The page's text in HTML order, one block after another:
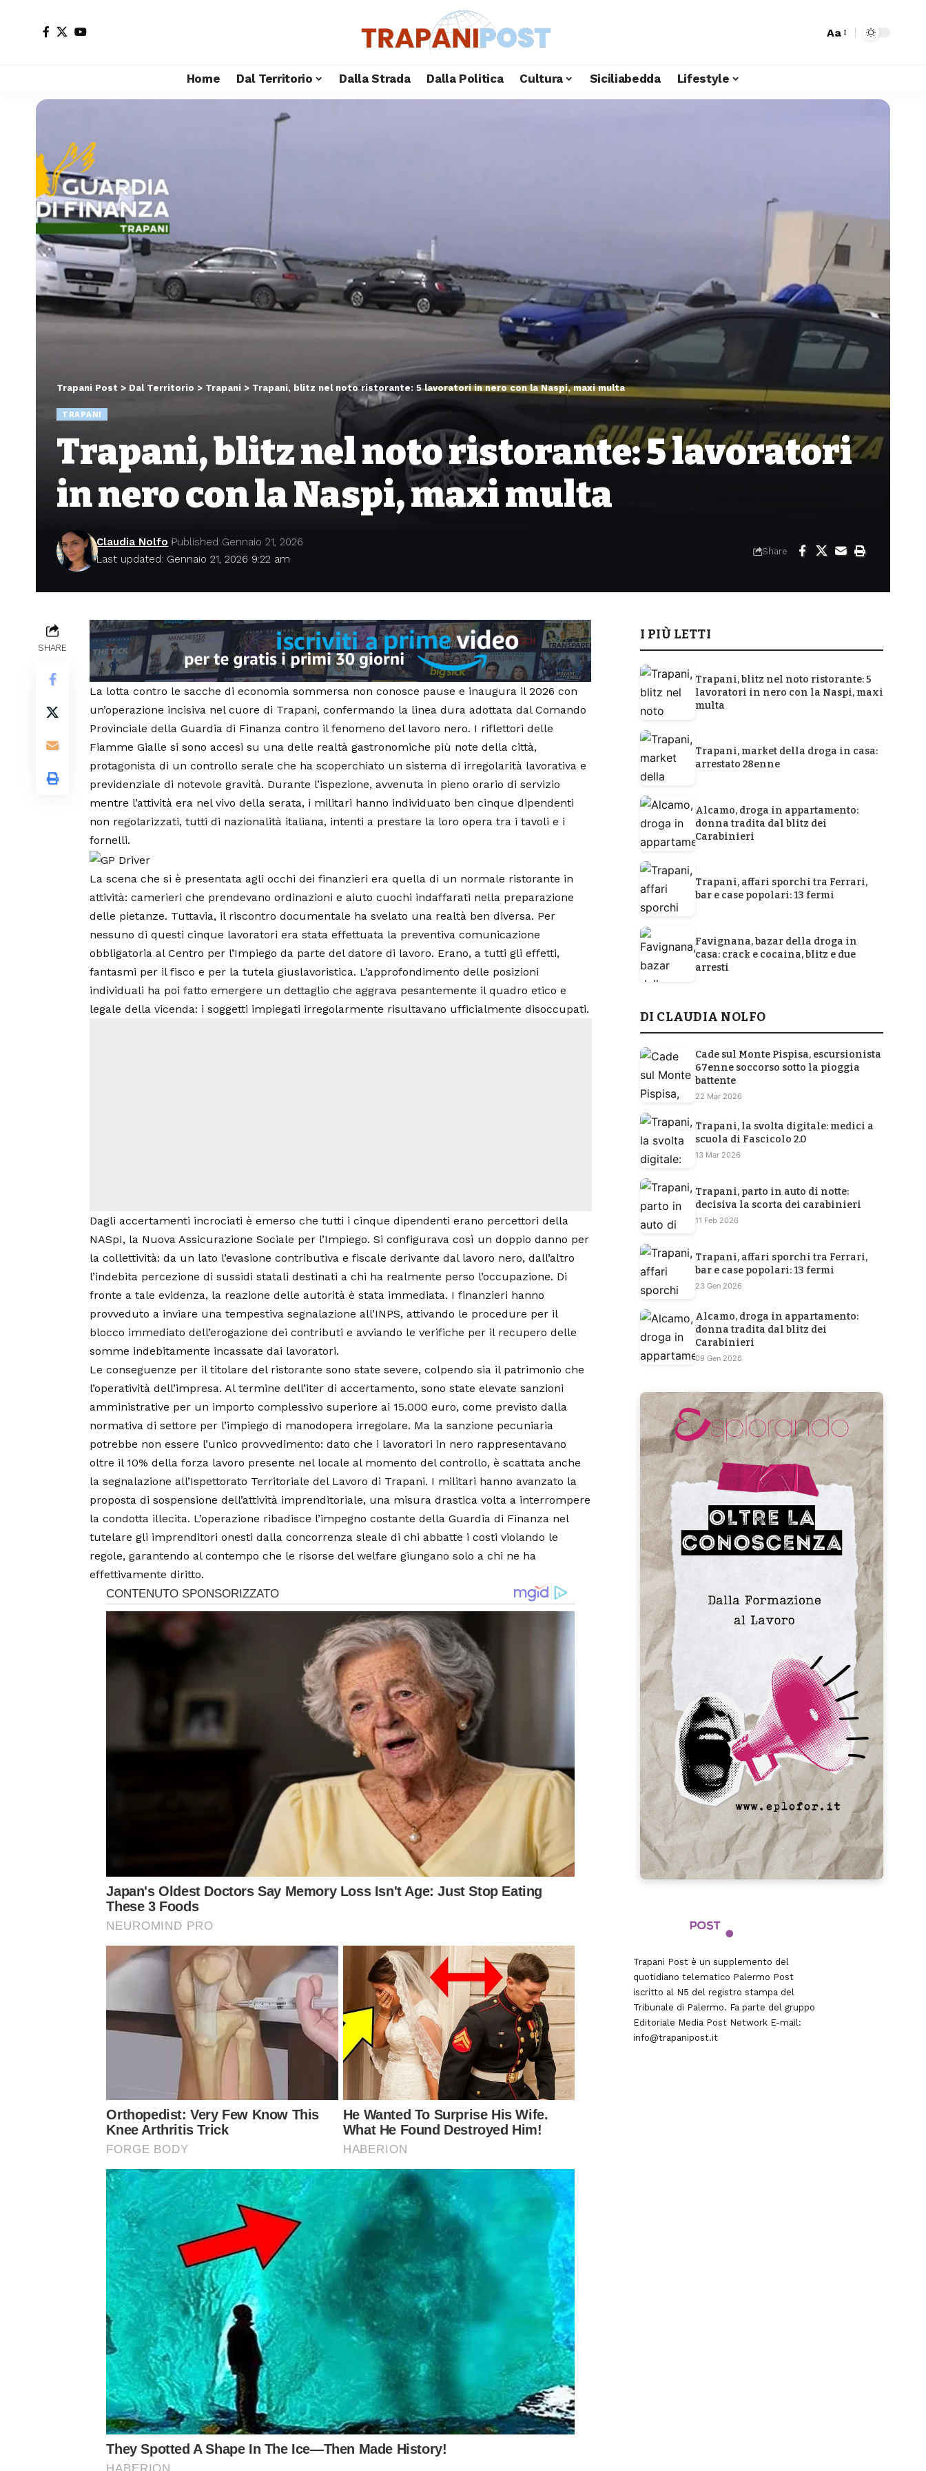
Aa
Home Dal Territorio Dalla Strada Dalla Politica Cultura Siciliabedda Lifestyle
Trapani Post > Dal Territorio > Trapani > Trapani, blitz nel noto ristorante: 5 lavoratori in nero con la Naspi, maxi multa
TRAPANI
Trapani, blitz nel noto ristorante: 5 lavoratori
in nero con la Naspi, maxi multa
Last updated: Gennaio 21, 2026 9:22 am
Claudia Nolfo Published Gennaio 21, 2026
Share
SHARE
La lotta contro le sacche di economia sommersa non conosce pause e inaugura il 2026 con
un’operazione incisiva nel cuore di Trapani, confermando la linea dura adottata dal Comando
Provinciale della Guardia di Finanza contro il fenomeno del lavoro nero. I riflettori delle
Fiamme Gialle si sono accesi su una delle realtà gastronomiche più note della città,
protagonista di un controllo serale che ha scoperchiato un sistema di irregolarità lavorativa e
previdenziale di notevole gravità. Durante l’ispezione, avvenuta in pieno orario di servizio
mentre l’attività era nel vivo della serata, i militari hanno individuato ben cinque dipendenti
non regolarizzati, tutti di nazionalità italiana, intenti a prestare la loro opera tra i tavoli e i
fornelli.
La scena che si è presentata agli occhi dei finanzieri era quella di un normale ristorante in
attività: camerieri che prendevano ordinazioni e aiuto cuochi indaffarati nella preparazione
delle pietanze. Tuttavia, il riscontro documentale ha svelato una realtà ben diversa. Per
nessuno di questi cinque lavoratori era stata effettuata la preventiva comunicazione
obbligatoria al Centro per l’Impiego da parte del datore di lavoro. Erano, a tutti gli effetti,
fantasmi per il fisco e per la tutela giuslavoristica. L’approfondimento delle posizioni
individuali ha poi fatto emergere un dettaglio che aggrava pesantemente il quadro etico e
legale della vicenda: i soggetti impiegati irregolarmente risultavano ufficialmente disoccupati.
Dagli accertamenti incrociati è emerso che tutti i cinque dipendenti erano percettori della
NASpI, la Nuova Assicurazione Sociale per l’Impiego. Si configurava così un doppio danno per
la collettività: da un lato l’evasione contributiva e fiscale derivante dal lavoro nero, dall’altro
l’indebita percezione di sussidi statali destinati a chi ha realmente perso l’occupazione. Di
fronte a tale evidenza, la reazione delle autorità è stata immediata. I finanzieri hanno
provveduto a inviare una tempestiva segnalazione all’INPS, attivando le procedure per il
blocco immediato dell’erogazione dei contributi e avviando le verifiche per il recupero delle
somme indebitamente incassate dai lavoratori.
Le conseguenze per il titolare del ristorante sono state severe, colpendo sia il patrimonio che
l’operatività dell’impresa. Al termine dell’iter di accertamento, sono state elevate sanzioni
amministrative per un importo complessivo superiore ai 15.000 euro, come previsto dalla
normativa di settore per l’impiego di manodopera irregolare. Ma la sanzione pecuniaria
potrebbe non essere l’unico provvedimento: dato che i lavoratori in nero rappresentavano
oltre il 10% della forza lavoro presente nel locale al momento del controllo, è scattata anche
la segnalazione all’Ispettorato Territoriale del Lavoro di Trapani. I militari hanno avanzato la
proposta di sospensione dell’attività imprenditoriale, una misura drastica volta a interrompere
la condotta illecita. L’operazione ribadisce l’impegno costante della Guardia di Finanza nel
tutelare gli imprenditori onesti dalla concorrenza sleale di chi abbatte i costi violando le
regole, garantendo al contempo che le risorse del welfare giungano solo a chi ne ha
effettivamente diritto.
I PIÙ LETTI
Trapani, blitz nel noto ristorante: 5
lavoratori in nero con la Naspi, maxi
multa
Trapani, market della droga in casa:
arrestato 28enne
Alcamo, droga in appartamento:
donna tradita dal blitz dei
Carabinieri
Trapani, affari sporchi tra Ferrari,
bar e case popolari: 13 fermi
Favignana, bazar della droga in
casa: crack e cocaina, blitz e due
arresti
DI CLAUDIA NOLFO
Cade sul Monte Pispisa, escursionista
67enne soccorso sotto la pioggia
battente
22 Mar 2026
Trapani, la svolta digitale: medici a
scuola di Fascicolo 2.0
13 Mar 2026
Trapani, parto in auto di notte:
decisiva la scorta dei carabinieri
11 Feb 2026
Trapani, affari sporchi tra Ferrari,
bar e case popolari: 13 fermi
23 Gen 2026
Alcamo, droga in appartamento:
donna tradita dal blitz dei
Carabinieri
09 Gen 2026
Trapani Post è un supplemento del
quotidiano telematico Palermo Post
iscritto al N5 del registro stampa del
Tribunale di Palermo. Fa parte del gruppo
Editoriale Media Post NetworkE-mail:
info@trapanipost.it